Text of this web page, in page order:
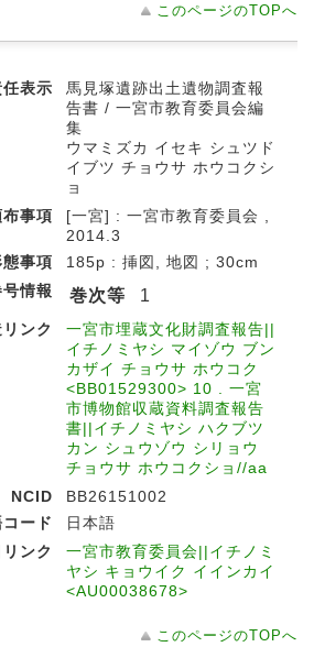
このページのTOPへ
表示
馬見塚遺跡出土遺物調査報
告書 / 一宮市教育委員会編
集
ウマミズカ イセキ シュツド
イブツ チョウサ ホウコクシ
ョ
事項
[一宮] : 一宮市教育委員会 ,
2014.3
態事項
185p : 挿図, 地図 ; 30cm
情報
巻次等 1
ンク
一宮市埋蔵文化財調査報告||
イチノミヤシ マイゾウ ブン
カザイ チョウサ ホウコク
<BB01529300> 10 . 一宮
市博物館収蔵資料調査報告
書||イチノミヤシ ハクブツ
カン シュウゾウ シリョウ
チョウサ ホウコクショ//aa
NCID
BB26151002
ード
日本語
ンク
一宮市教育委員会||イチノミ
ヤシ キョウイク イインカイ
<AU00038678>
このページのTOPへ